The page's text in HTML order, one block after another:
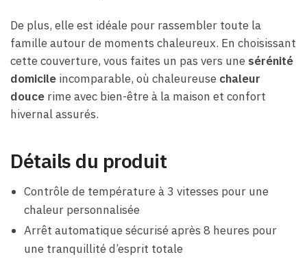
De plus, elle est idéale pour rassembler toute la
famille autour de moments chaleureux. En choisissant
cette couverture, vous faites un pas vers une sérénité
domicile incomparable, où chaleureuse chaleur
douce rime avec bien-être à la maison et confort
hivernal assurés.
Détails du produit
Contrôle de température à 3 vitesses pour une
chaleur personnalisée
Arrêt automatique sécurisé après 8 heures pour
une tranquillité d’esprit totale